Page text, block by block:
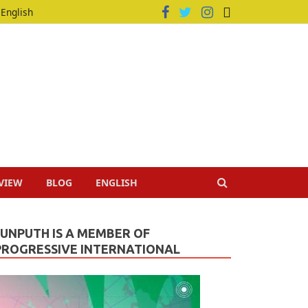
English
BLOG ENGLISH
IS A MEMBER OF
INTERNATIONAL